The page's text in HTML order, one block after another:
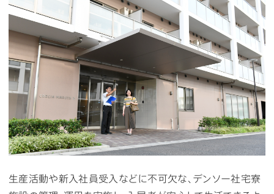
生産活動や新入社員受入などに不可欠な、デンソー社宅寮